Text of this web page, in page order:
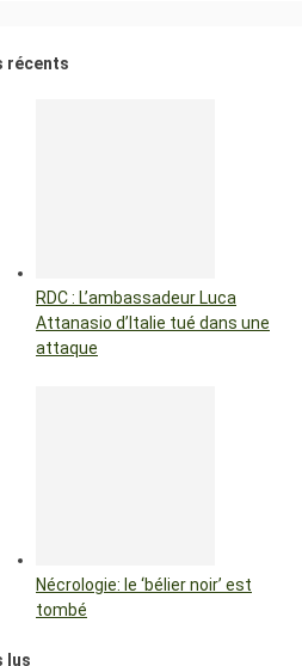
récents
RDC : L’ambassadeur Luca
Attanasio d’Italie tué dans une
attaque
Nécrologie: le ‘bélier noir’ est
tombé
lus